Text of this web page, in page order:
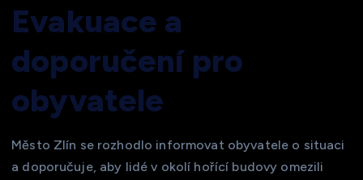
Evakuace a
doporučení pro
obyvatele
Město Zlín se rozhodlo informovat obyvatele o situaci
a doporučuje, aby lidé v okolí hořící budovy omezili